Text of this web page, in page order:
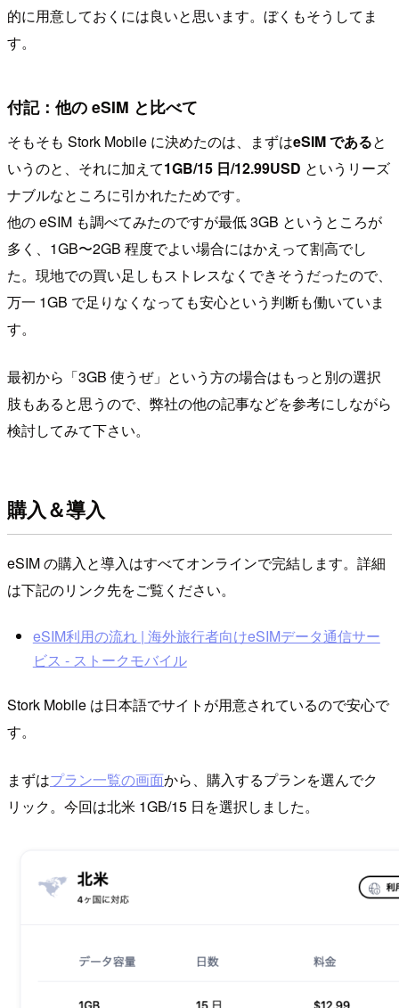
的に用意しておくには良いと思います。ぼくもそうしてま
す。
付記：他の eSIM と比べて
そもそも Stork Mobile に決めたのは、まずはeSIM であると
いうのと、それに加えて1GB/15 日/12.99USD というリーズ
ナブルなところに引かれたためです。
他の eSIM も調べてみたのですが最低 3GB というところが
多く、1GB〜2GB 程度でよい場合にはかえって割高でし
た。現地での買い足しもストレスなくできそうだったので、
万一 1GB で足りなくなっても安心という判断も働いていま
す。
最初から「3GB 使うぜ」という方の場合はもっと別の選択
肢もあると思うので、弊社の他の記事などを参考にしながら
検討してみて下さい。
購入＆導入
eSIM の購入と導入はすべてオンラインで完結します。詳細
は下記のリンク先をご覧ください。
eSIM利用の流れ | 海外旅行者向けeSIMデータ通信サー
ビス - ストークモバイル
Stork Mobile は日本語でサイトが用意されているので安心で
す。
まずはプラン一覧の画面から、購入するプランを選んでク
リック。今回は北米 1GB/15 日を選択しました。